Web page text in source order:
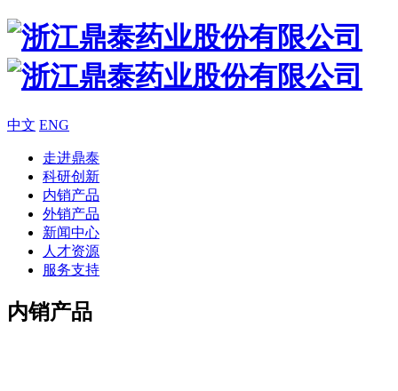
中文 ENG
走进鼎泰
科研创新
内销产品
外销产品
新闻中心
人才资源
服务支持
内销产品